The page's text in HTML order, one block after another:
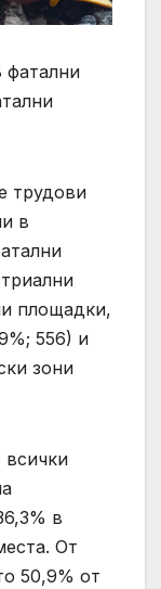
фатални
трудови
в
площадки,
556) и
зони
всички
в
От
50,9% от